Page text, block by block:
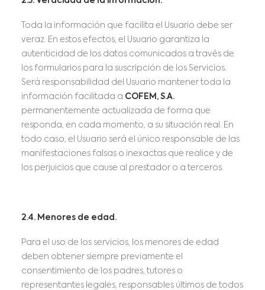
Toda la información que facilita el Usuario debe ser
veraz. En estos efectos, el Usuario garantiza la
autenticidad de los datos comunicados a través de
los formularios para la suscripción de los Servicios.
Será responsabilidad del Usuario mantener toda la
información facilitada a COFEM, S.A.
permanentemente actualizada de forma que
responda, en cada momento, a su situación real. En
todo caso, el Usuario será el único responsable de las
manifestaciones falsas o inexactas que realice y de
los perjuicios que cause al prestador o a terceros.
2.4. Menores de edad.
Para el uso de los servicios, los menores de edad
deben obtener siempre previamente el
consentimiento de los padres, tutores o
representantes legales, responsables últimos de todos